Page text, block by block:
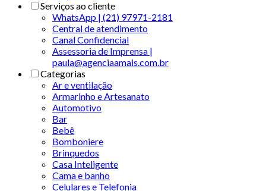
Serviços ao cliente
WhatsApp | (21) 97971-2181
Central de atendimento
Canal Confidencial
Assessoria de Imprensa |
paula@agenciaamais.com.br
Categorias
Ar e ventilação
Armarinho e Artesanato
Automotivo
Bar
Bebê
Bomboniere
Brinquedos
Casa Inteligente
Cama e banho
Celulares e Telefonia